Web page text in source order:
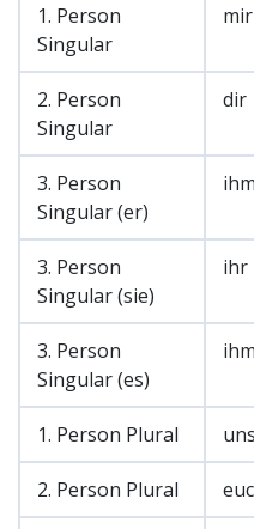
1. Person
Singular
mir
2. Person
Singular
dir
3. Person
Singular (er)
ihm
3. Person
Singular (sie)
ihr
3. Person
Singular (es)
ihm
1. Person Plural uns
2. Person Plural